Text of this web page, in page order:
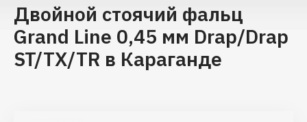
Двойной стоячий фальц
Grand Line 0,45 мм Drap/Drap
ST/TX/TR в Караганде